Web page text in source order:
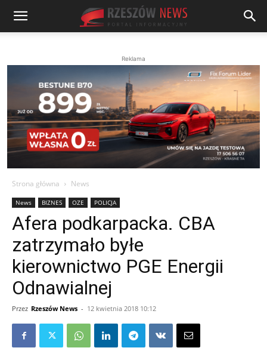
Reklama
Strona główna News
News BIZNES OZE POLICJA
Afera podkarpacka. CBA
zatrzymało byłe
kierownictwo PGE Energii
Odnawialnej
Przez Rzeszów News - 12 kwietnia 2018 10:12